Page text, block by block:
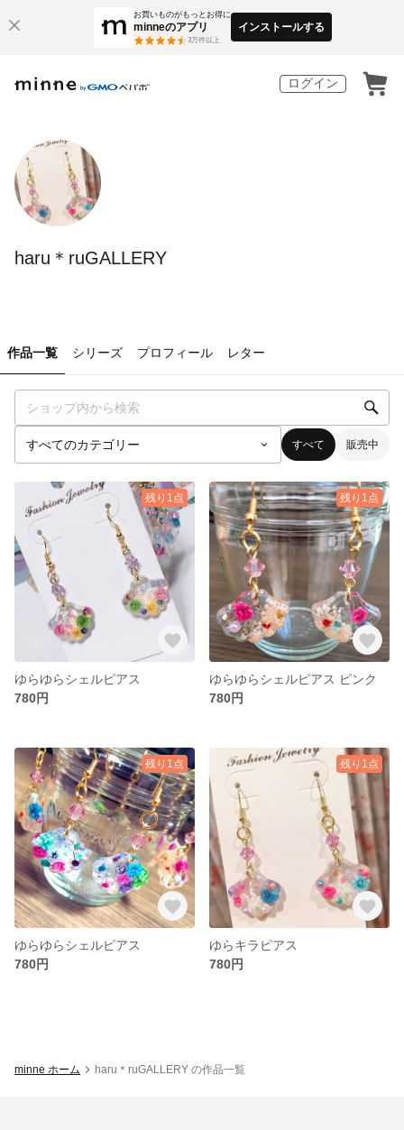
お買いものがもっとお得に
minneのアプリ
3万件以上
インストールする
ログイン
haru＊ruGALLERY
作品一覧 シリーズ プロフィール レター
すべて 販売中
残り1点
ゆらゆらシェルピアス
780円
残り1点
ゆらゆらシェルピアス ピンク
780円
残り1点
ゆらゆらシェルピアス
780円
残り1点
ゆらキラピアス
780円
minne ホーム haru＊ruGALLERY の作品一覧